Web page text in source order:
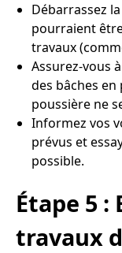
Débarrassez
pourraient
travaux
Assurez-vous
des bâches
poussière ne
Informez vos
prévus et
possible.
Étape 5
travaux